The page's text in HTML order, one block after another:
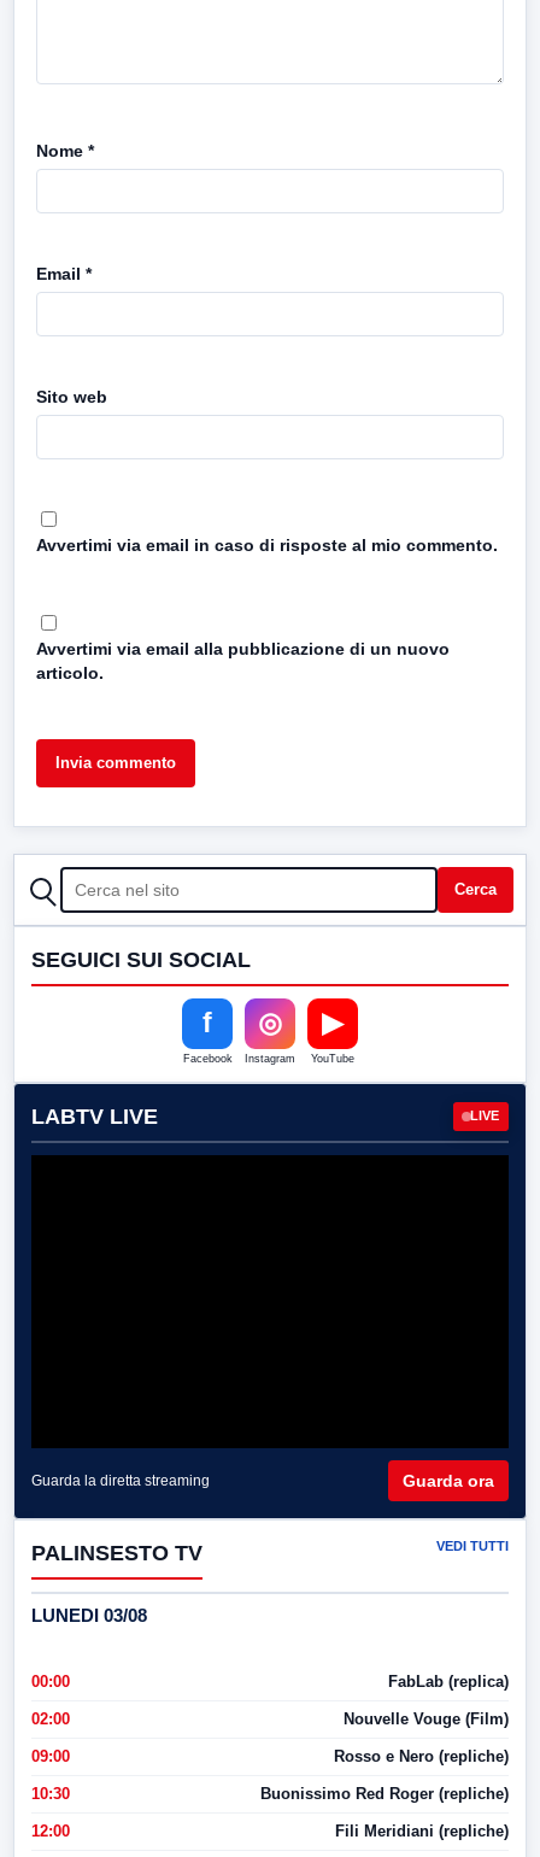
Nome *
Email *
Sito web
Avvertimi via email in caso di risposte al mio commento.
Avvertimi via email alla pubblicazione di un nuovo
articolo.
CERCA Cerca
SEGUICI SUI SOCIAL
f
Facebook
◎
Instagram
▶
YouTube
LABTV LIVE LIVE
Guarda la diretta streaming Guarda ora
PALINSESTO TV VEDI TUTTI
LUNEDI 03/08
00:00 FabLab (replica)
02:00 Nouvelle Vouge (Film)
09:00 Rosso e Nero (repliche)
10:30 Buonissimo Red Roger (repliche)
12:00 Fili Meridiani (repliche)